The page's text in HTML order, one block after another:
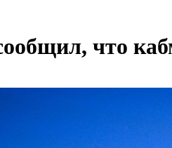
что